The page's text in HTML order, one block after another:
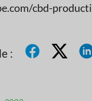
cbd-
: